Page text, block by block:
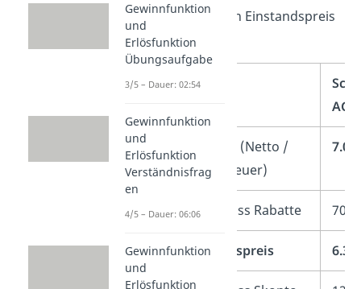
Jetzt kannst du den Einstandspreis
berechnen:
AG
Listenpreis (Netto /
ohne Vorsteuer)
– Preisnachlass Rabatte 700
= Zieleinkaufspreis
Gewinnfunktion
und
Erlösfunktion
Übungsaufgabe
3/5 – Dauer: 02:54
Gewinnfunktion
und
Erlösfunktion
Verständnisfrag
en
4/5 – Dauer: 06:06
Gewinnfunktion
und
Erlösfunktion